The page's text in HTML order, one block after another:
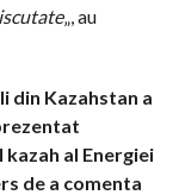
„, au
din Kazahstan a
al Energiei
de a comenta